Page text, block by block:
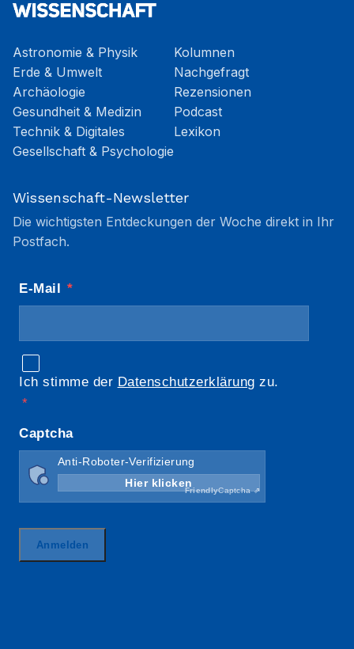
Astronomie & Physik
Erde & Umwelt
Archäologie
Gesundheit & Medizin
Technik & Digitales
Gesellschaft & Psychologie
Kolumnen
Nachgefragt
Rezensionen
Podcast
Lexikon
Wissenschaft-Newsletter
Die wichtigsten Entdeckungen der Woche direkt in Ihr
Postfach.